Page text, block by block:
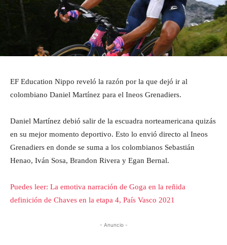
EF Education Nippo reveló la razón por la que dejó ir al
colombiano Daniel Martínez para el Ineos Grenadiers.
Daniel Martínez debió salir de la escuadra norteamericana quizás
en su mejor momento deportivo. Esto lo envió directo al Ineos
Grenadiers en donde se suma a los colombianos Sebastián
Henao, Iván Sosa, Brandon Rivera y Egan Bernal.
Puedes leer: La emotiva narración de Goga en la reñida
definición de Chaves en la etapa 4, País Vasco 2021
- Anuncio -